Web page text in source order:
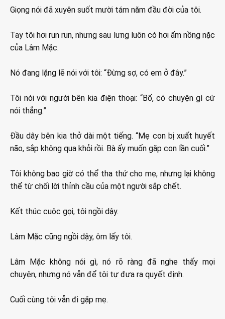
Giọng nói đã xuyên suốt mười tám năm đầu đời của tôi.
Tay tôi hơi run run, nhưng sau lưng luôn có hơi ấm nồng nặc
của Lâm Mặc.
Nó đang lặng lẽ nói với tôi: “Đừng sợ, có em ở đây.”
Tôi nói với người bên kia điện thoại: “Bố, có chuyện gì cứ
nói thẳng.”
Đầu dây bên kia thở dài một tiếng. “Mẹ con bị xuất huyết
não, sắp không qua khỏi rồi. Bà ấy muốn gặp con lần cuối.”
Tôi không bao giờ có thể tha thứ cho mẹ, nhưng lại không
thể từ chối lời thỉnh cầu của một người sắp chết.
Kết thúc cuộc gọi, tôi ngồi dậy.
Lâm Mặc cũng ngồi dậy, ôm lấy tôi.
Lâm Mặc không nói gì, nó rõ ràng đã nghe thấy mọi
chuyện, nhưng nó vẫn để tôi tự đưa ra quyết định.
Cuối cùng tôi vẫn đi gặp mẹ.